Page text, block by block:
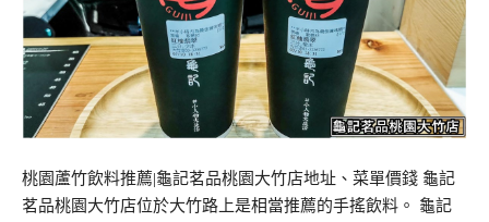
桃園蘆竹飲料推薦|龜記茗品桃園大竹店地址、菜單價錢 龜記
茗品桃園大竹店位於大竹路上是相當推薦的手搖飲料。 龜記